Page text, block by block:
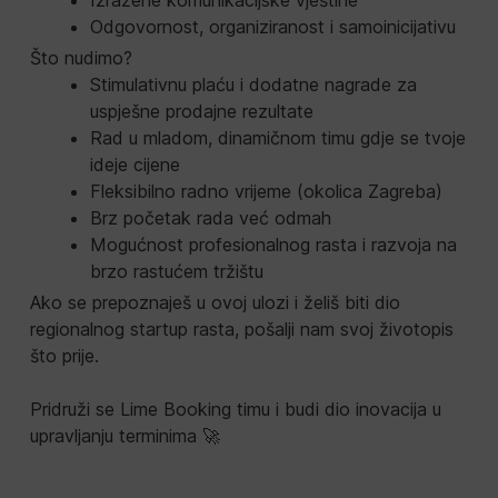
Odgovornost, organiziranost i samoinicijativu
Što nudimo?
Stimulativnu plaću i dodatne nagrade za
uspješne prodajne rezultate
Rad u mladom, dinamičnom timu gdje se tvoje
ideje cijene
Fleksibilno radno vrijeme (okolica Zagreba)
Brz početak rada već odmah
Mogućnost profesionalnog rasta i razvoja na
brzo rastućem tržištu
Ako se prepoznaješ u ovoj ulozi i želiš biti dio
regionalnog startup rasta, pošalji nam svoj životopis
što prije.
Pridruži se Lime Booking timu i budi dio inovacija u
upravljanju terminima 🚀